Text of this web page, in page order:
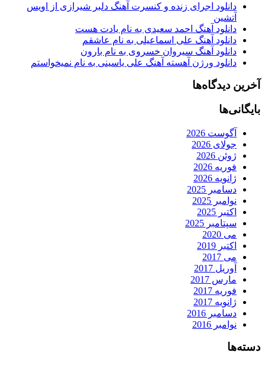
دانلود اجرای زنده و کنسرت آهنگ دلبر شیرازی از اویس
آتشین
دانلود آهنگ احمد سعیدی به نام یادت هست
دانلود آهنگ علی اسماعیلی به نام عاشقم
دانلود آهنگ سیروان خسروی به نام بارون
دانلود ورژن آهسته آهنگ علی یاسینی به نام نمیخواستم
آخرین دیدگاه‌ها
بایگانی‌ها
آگوست 2026
جولای 2026
ژوئن 2026
فوریه 2026
ژانویه 2026
دسامبر 2025
نوامبر 2025
اکتبر 2025
سپتامبر 2025
می 2020
اکتبر 2019
می 2017
آوریل 2017
مارس 2017
فوریه 2017
ژانویه 2017
دسامبر 2016
نوامبر 2016
دسته‌ها